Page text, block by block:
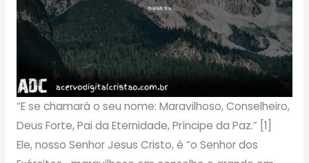
“E se chamará o seu nome: Maravilhoso, Conselheiro,
Deus Forte, Pai da Eternidade, Príncipe da Paz.” [1]
Ele, nosso Senhor Jesus Cristo, é “o Senhor dos